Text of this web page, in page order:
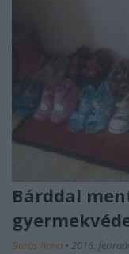
Bárddal
Boros Ilona • 2016.